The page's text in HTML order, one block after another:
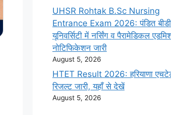
UHSR Rohtak B.Sc Nursing
Entrance Exam 2026: पंडित बीडी
यूनिवर्सिटी में नर्सिंग व पैरामेडिकल
नोटिफिकेशन जारी
August 5, 2026
HTET Result 2026: हरियाणा
रिजल्ट जारी, यहाँ से देखें
August 5, 2026